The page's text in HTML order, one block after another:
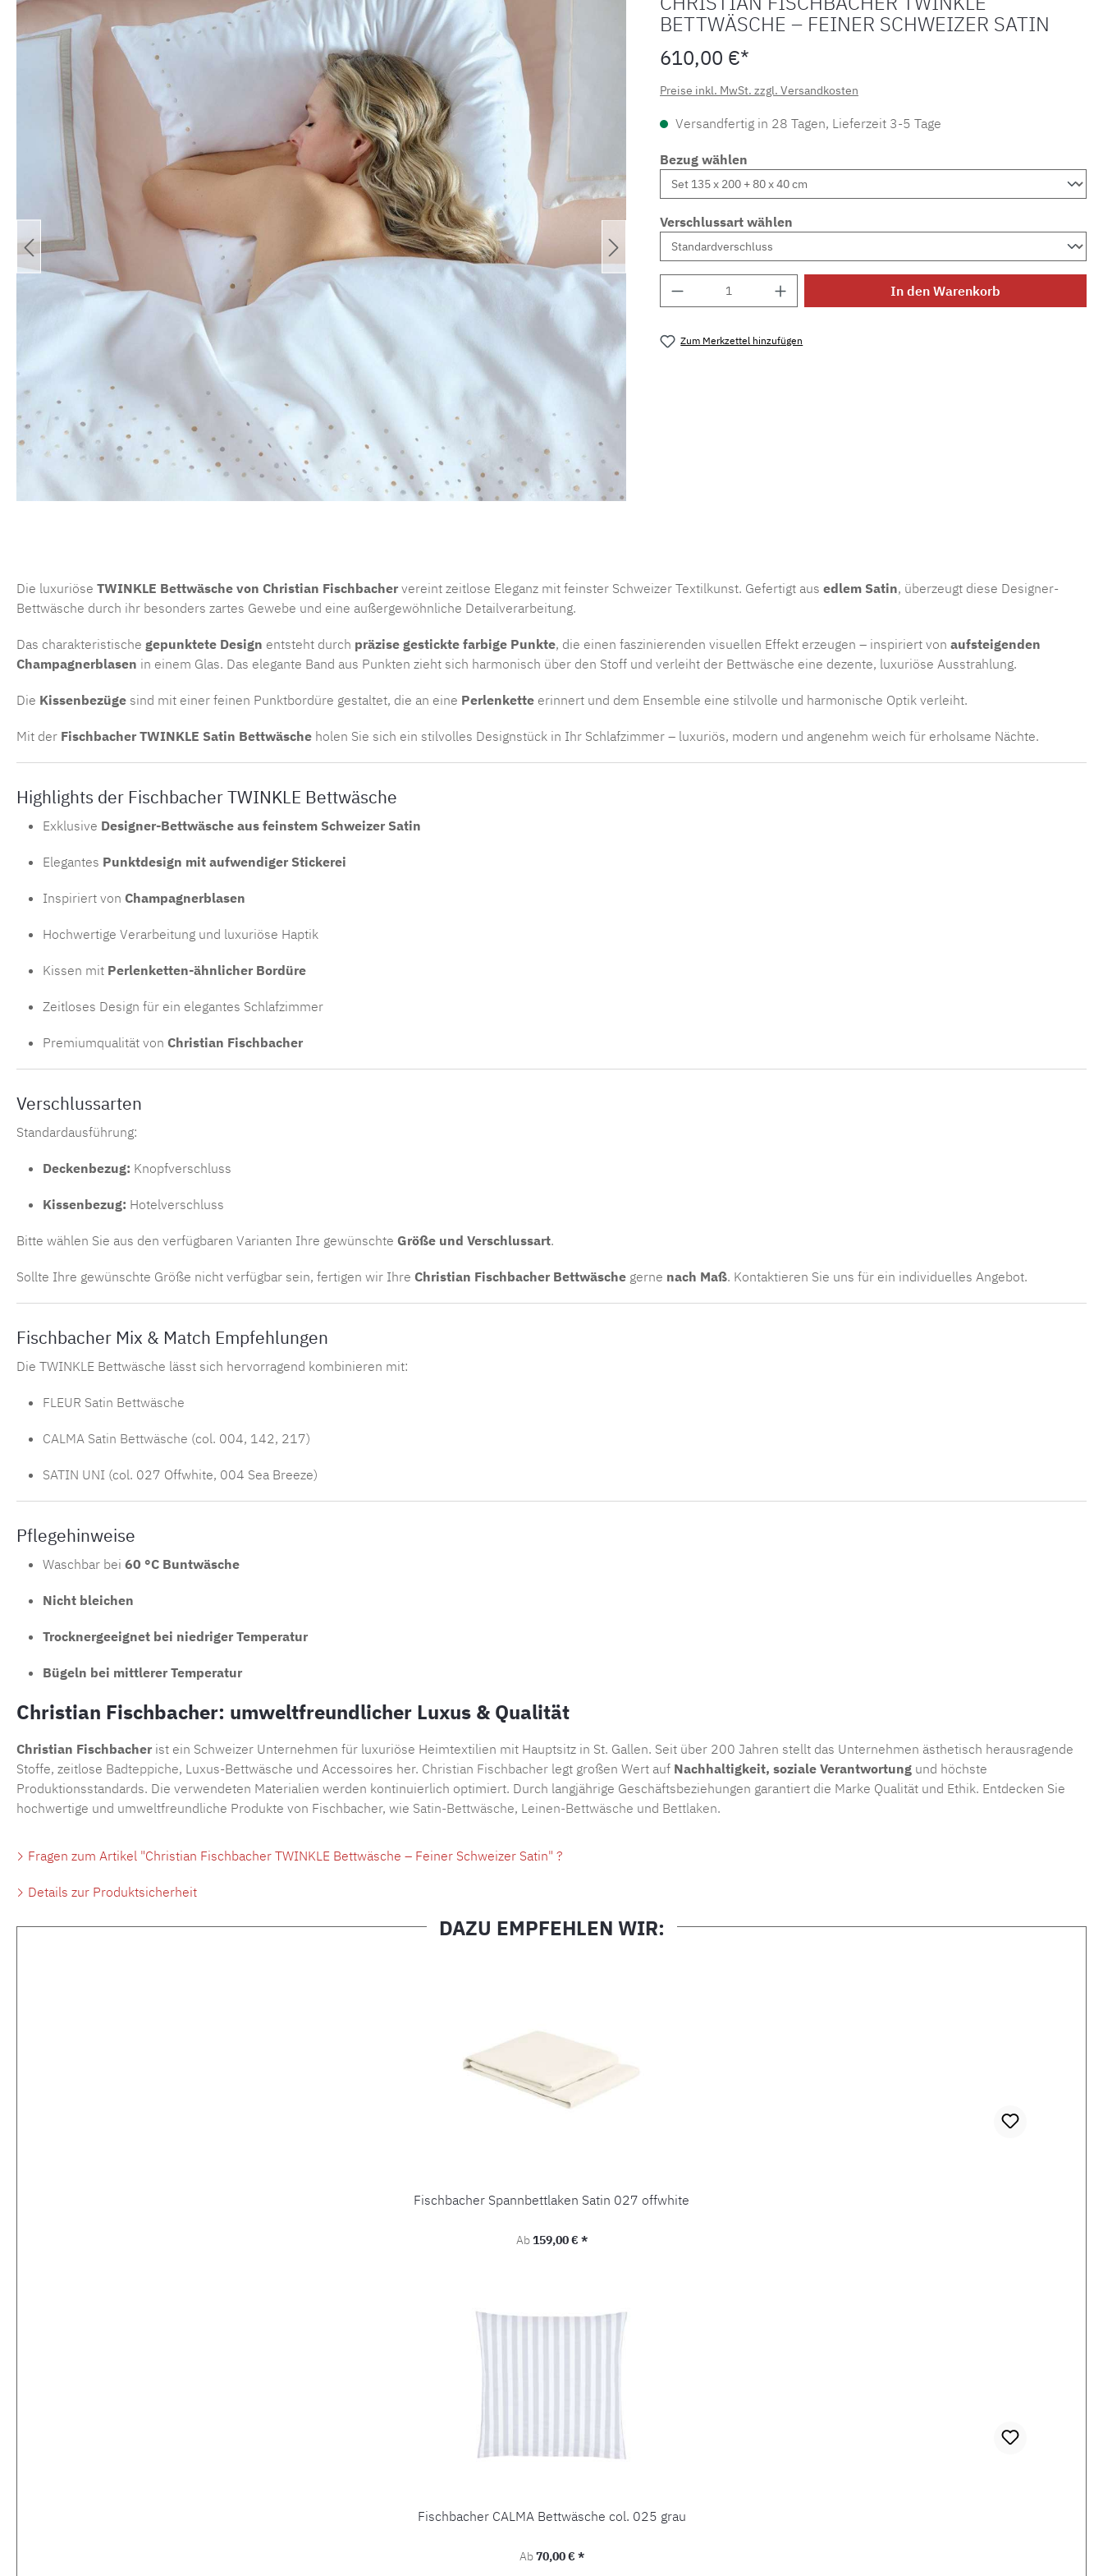
BETTWÄSCHE – FEINER SCHWEIZER SATIN
610,00 €*
Preise inkl. MwSt. zzgl. Versandkosten
Versandfertig in 28 Tagen, Lieferzeit 3-5 Tage
Bezug wählen
Verschlussart wählen
Produkt Anzahl: Gib den gewünschten Wert ein
In den Warenkorb
Zum Merkzettel hinzufügen
Die luxuriöse TWINKLE Bettwäsche von Christian Fischbacher vereint zeitlose Eleganz mit feinster Schweizer Textilkunst. Gefertigt aus edlem Satin, überzeugt diese Designer-
Bettwäsche durch ihr besonders zartes Gewebe und eine außergewöhnliche Detailverarbeitung.
Das charakteristische gepunktete Design entsteht durch präzise gestickte farbige Punkte, die einen faszinierenden visuellen Effekt erzeugen – inspiriert von aufsteigenden
Champagnerblasen in einem Glas. Das elegante Band aus Punkten zieht sich harmonisch über den Stoff und verleiht der Bettwäsche eine dezente, luxuriöse Ausstrahlung.
Die Kissenbezüge sind mit einer feinen Punktbordüre gestaltet, die an eine Perlenkette erinnert und dem Ensemble eine stilvolle und harmonische Optik verleiht.
Mit der Fischbacher TWINKLE Satin Bettwäsche holen Sie sich ein stilvolles Designstück in Ihr Schlafzimmer – luxuriös, modern und angenehm weich für erholsame Nächte.
Highlights der Fischbacher TWINKLE Bettwäsche
Exklusive Designer-Bettwäsche aus feinstem Schweizer Satin
Elegantes Punktdesign mit aufwendiger Stickerei
Inspiriert von Champagnerblasen
Hochwertige Verarbeitung und luxuriöse Haptik
Kissen mit Perlenketten-ähnlicher Bordüre
Zeitloses Design für ein elegantes Schlafzimmer
Premiumqualität von Christian Fischbacher
Verschlussarten
Standardausführung:
Deckenbezug: Knopfverschluss
Kissenbezug: Hotelverschluss
Bitte wählen Sie aus den verfügbaren Varianten Ihre gewünschte Größe und Verschlussart.
Sollte Ihre gewünschte Größe nicht verfügbar sein, fertigen wir Ihre Christian Fischbacher Bettwäsche gerne nach Maß. Kontaktieren Sie uns für ein individuelles Angebot.
Fischbacher Mix & Match Empfehlungen
Die TWINKLE Bettwäsche lässt sich hervorragend kombinieren mit:
FLEUR Satin Bettwäsche
CALMA Satin Bettwäsche (col. 004, 142, 217)
SATIN UNI (col. 027 Offwhite, 004 Sea Breeze)
Pflegehinweise
Waschbar bei 60 °C Buntwäsche
Nicht bleichen
Trocknergeeignet bei niedriger Temperatur
Bügeln bei mittlerer Temperatur
Christian Fischbacher: umweltfreundlicher Luxus & Qualität
Christian Fischbacher ist ein Schweizer Unternehmen für luxuriöse Heimtextilien mit Hauptsitz in St. Gallen. Seit über 200 Jahren stellt das Unternehmen ästhetisch herausragende
Stoffe, zeitlose Badteppiche, Luxus-Bettwäsche und Accessoires her. Christian Fischbacher legt großen Wert auf Nachhaltigkeit, soziale Verantwortung und höchste
Produktionsstandards. Die verwendeten Materialien werden kontinuierlich optimiert. Durch langjährige Geschäftsbeziehungen garantiert die Marke Qualität und Ethik. Entdecken Sie
hochwertige und umweltfreundliche Produkte von Fischbacher, wie Satin-Bettwäsche, Leinen-Bettwäsche und Bettlaken.
Fragen zum Artikel "Christian Fischbacher TWINKLE Bettwäsche – Feiner Schweizer Satin" ?
Details zur Produktsicherheit
DAZU EMPFEHLEN WIR:
Fischbacher Spannbettlaken Satin 027 offwhite
Regulärer Preis:
Ab159,00 € *
Fischbacher CALMA Bettwäsche col. 025 grau
Regulärer Preis:
Ab70,00 € *